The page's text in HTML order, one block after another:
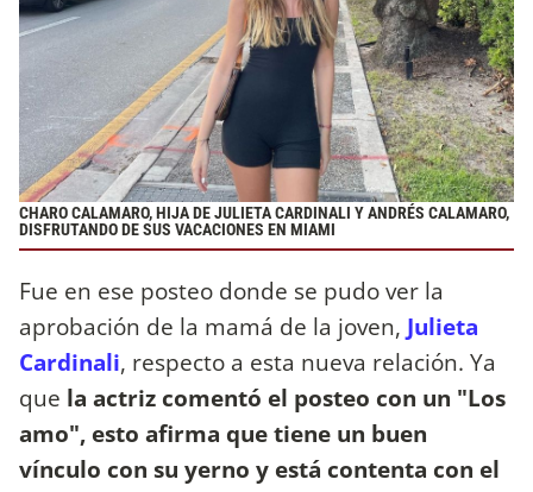
CHARO CALAMARO, HIJA DE JULIETA CARDINALI Y ANDRÉS CALAMARO,
DISFRUTANDO DE SUS VACACIONES EN MIAMI
Fue en ese posteo donde se pudo ver la
aprobación de la mamá de la joven, Julieta
Cardinali, respecto a esta nueva relación. Ya
que la actriz comentó el posteo con un "Los
amo", esto afirma que tiene un buen
vínculo con su yerno y está contenta con el